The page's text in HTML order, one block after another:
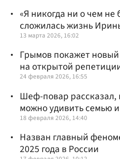
«Я никогда ни о чем не
сложилась жизнь
13 марта 2026, 16:02
Грымов покажет
на открытой
24 февраля 2026, 16:55
Шеф-повар
можно удивить семью и
18 февраля 2026, 14:40
Назван главный
2025 года в России